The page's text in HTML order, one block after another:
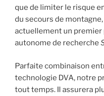
que de limiter le risque
du secours de
actuellement un premier
autonome de recherche
Parfaite combinaison
technologie DVA, notre
tout temps. Il assurera